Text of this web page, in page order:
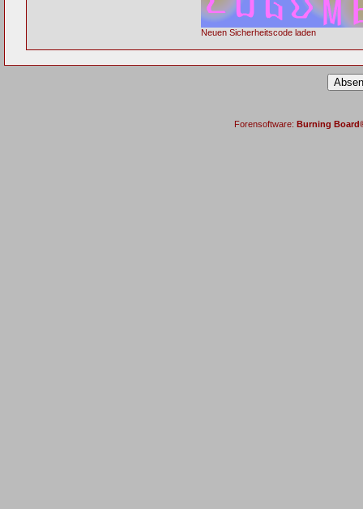
Neuen Sicherheitscode laden
Forensoftware: Burning